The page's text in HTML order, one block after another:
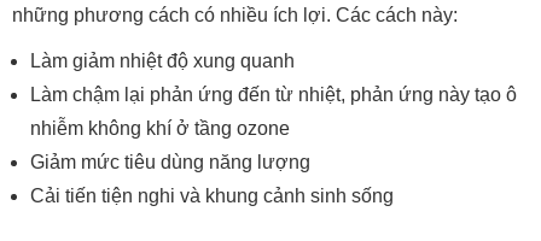
những phương cách có nhiều ích lợi. Các cách này:
Làm giảm nhiệt độ xung quanh
Làm chậm lại phản ứng đến từ nhiệt, phản ứng này tạo ô
nhiễm không khí ở tầng ozone
Giảm mức tiêu dùng năng lượng
Cải tiến tiện nghi và khung cảnh sinh sống